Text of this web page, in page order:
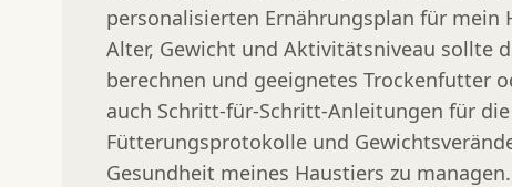
personalisierten Ernährungsplan für mein
Alter, Gewicht und Aktivitätsniveau sollte
berechnen und geeignetes Trockenfutter
auch Schritt-für-Schritt-Anleitungen für
Fütterungsprotokolle und
Gesundheit meines Haustiers zu managen.